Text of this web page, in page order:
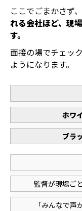
ここでごまかさず、
れる会社ほど、現
す。
面接の場でチェッ
ようになります。
ホワ
ブラ
監督が現場ご
「みんなで声